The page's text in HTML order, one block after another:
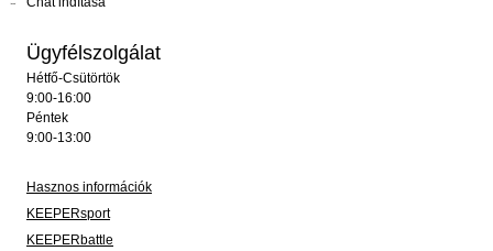
Ügyfélszolgálat
Hétfő-Csütörtök
9:00-16:00
Péntek
9:00-13:00
Hasznos információk
KEEPERsport
KEEPERbattle